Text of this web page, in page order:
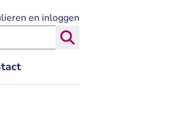
en inloggen